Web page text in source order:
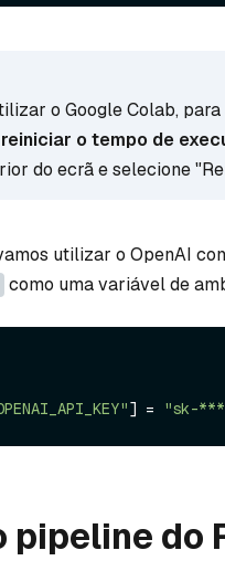
o Google Colab,
reiniciar o tempo de
do ecrã e selecione
utilizar o OpenAI
como uma variável de
] = "sk-
pipeline do